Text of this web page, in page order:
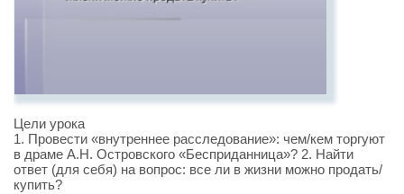
Цели урока
1. Провести «внутреннее расследование»: чем/кем торгуют
в драме А.Н. Островского «Бесприданница»? 2. Найти
ответ (для себя) на вопрос: все ли в жизни можно продать/
купить?